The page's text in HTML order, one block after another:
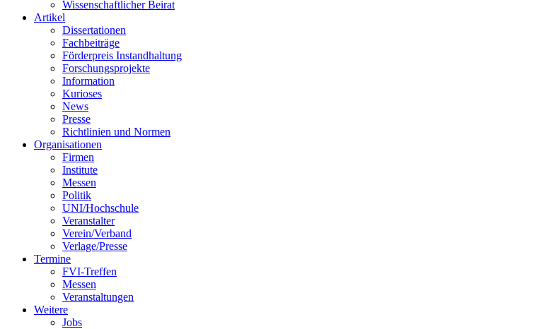
Wissenschaftlicher Beirat
Artikel
Dissertationen
Fachbeiträge
Förderpreis Instandhaltung
Forschungsprojekte
Information
Kurioses
News
Presse
Richtlinien und Normen
Organisationen
Firmen
Institute
Messen
Politik
UNI/Hochschule
Veranstalter
Verein/Verband
Verlage/Presse
Termine
FVI-Treffen
Messen
Veranstaltungen
Weitere
Jobs